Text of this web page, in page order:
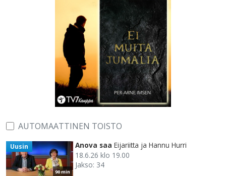
AUTOMAATTINEN TOISTO
90 min
Uusin Anova saa Eijariitta ja Hannu Hurri
18.6.26 klo 19.00
Jakso: 34